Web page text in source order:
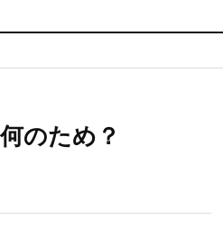
のため？